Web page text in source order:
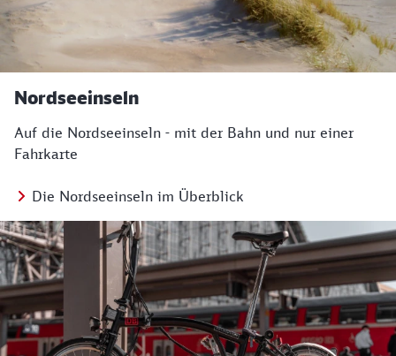
Nordseeinseln
Auf die Nordseeinseln - mit der Bahn und nur einer
Fahrkarte
Die Nordseeinseln im Überblick